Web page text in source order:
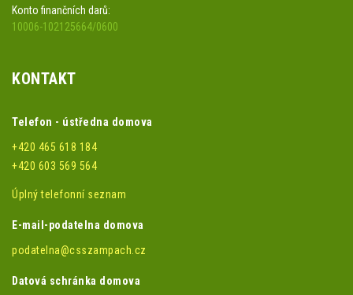
Konto finančních darů:
10006-102125664/0600
KONTAKT
Telefon - ústředna domova
+420 465 618 184
+420 603 569 564
Úplný telefonní seznam
E-mail-podatelna domova
podatelna@csszampach.cz
Datová schránka domova